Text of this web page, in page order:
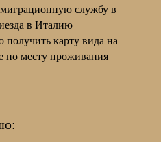
службу в
в Италию
карту вида на
по месту проживания